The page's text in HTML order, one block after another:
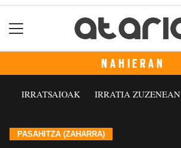
NAHIERAN
IRRATSAIOAK IRRATIA ZUZENEAN
PASAHITZA (ZAHARRA)